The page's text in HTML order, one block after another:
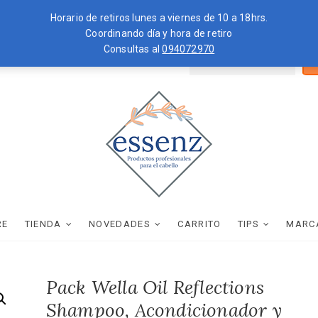
Horario de retiros lunes a viernes de 10 a 18hrs.
Coordinando día y hora de retiro
Consultas al094072970
por:
essenz
TIENDA NOVEDADES CARRITO TIPS
Pack Wella Oil Reflections
Shampoo, Acondicionador y